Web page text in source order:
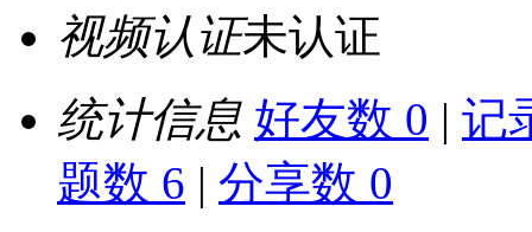
视频认证未认证
统计信息 好友数 0 | 记
题数 6 | 分享数 0